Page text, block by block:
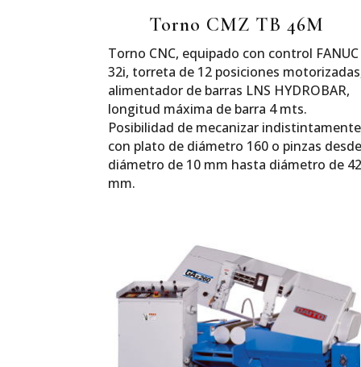
Torno CMZ TB 46M
Torno CNC, equipado con control FANUC
32i, torreta de 12 posiciones
alimentador de barras LNS HYDROBAR,
longitud máxima de barra 4 mts.
Posibilidad de mecanizar indistintamente
con plato de diámetro 160 o pinzas
diámetro de 10 mm hasta diámetro de
mm.